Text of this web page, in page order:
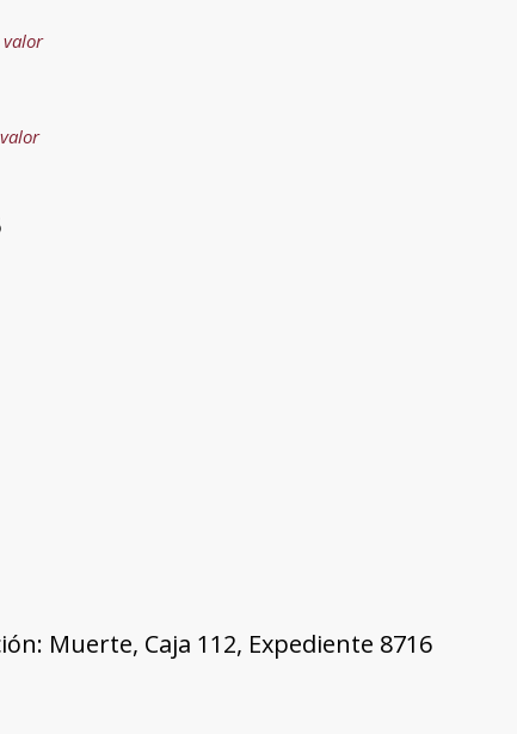
valor
Muerte, Caja 112, Expediente 8716